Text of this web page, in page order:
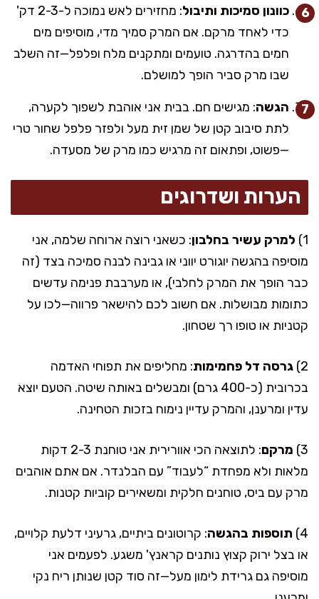
כוונון סמיכות ותיבול
: מחזירים לאש נמוכה ל-2-3 דק'
כדי לאחד מרקם. אם המרק סמיך מדי, מוסיפים מים
חמים בהדרגה. טועמים ומתקנים מלח ופלפל—זה השלב
שבו מרק סביר הופך למושלם.
הגשה: מגישים חם. בבית אני אוהבת לשפוך לקערה,
לתת סיבוב קטן של שמן זית מעל ולפזר פלפל שחור טרי
—פשוט, ופתאום זה מרגיש כמו מרק של מסעדה.
הערות ושדרוגים
1) למרק עשיר בחלבון: כשאני רוצה ארוחה שלמה, אני
מוסיפה בהגשה יוגורט יווני או גבינה לבנה סמיכה בצד (זה
כבר הופך את המרק לחלבי), או מערבבת פנימה עדשים
כתומות מבושלות. אם חשוב לכם להישאר פרווה—לכו על
קטניות או טופו רך שטחון.
2) גרסה דל פחמימות: מחליפים את תפוחי האדמה
בכרובית (כ-400 גרם) ומבשלים באותה שיטה. הטעם יוצא
עדין ומרענן, והמרק עדיין נימוח בזכות הטחינה.
3) מרקם
: לתוצאה הכי אוורירית אני טוחנת 2-3 דקות
מלאות ולא מפחדת “לעבוד” עם הבלנדר. אם אתם אוהבים
מרק עם ביס, טוחנים חלקית ומשאירים קוביות קטנות.
4) תוספות בהגשה: קרוטונים ביתיים, גרעיני דלעת קלויים,
או בצל ירוק קצוץ נותנים קראנץ' משגע. לפעמים אני
מוסיפה גם גרידת לימון מעל—זה סוד קטן שנותן ריח נקי